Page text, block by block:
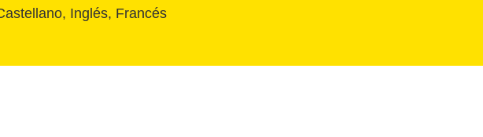
Inglés, Francés